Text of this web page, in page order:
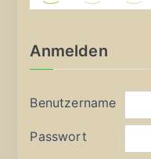
Anmelden
Benutzername
Passwort